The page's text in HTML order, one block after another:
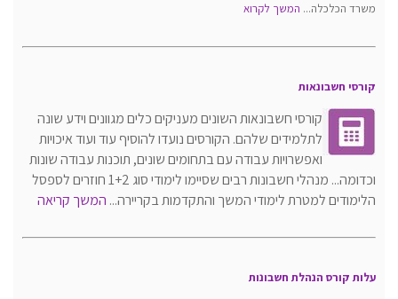
משרד הכלכלה... המשך לקרוא
קורסי חשבונאות
קורסי חשבונאות השונים מעניקים כלים מגוונים וידע שונה
לתלמידים שלהם. הקורסים נועדו להוסיף עוד ועוד איכויות
ואפשרויות עבודה עם בתחומים שונים, תוכנות עבודה שונות
וכדומה... מנהלי חשבונות רבים שסיימו לימודי סוג 1+2 חוזרים לספסל
הלימודים למטרת לימודי המשך והתקדמות בקריירה... המשך קריאה
עלות קורס הנהלת חשבונות